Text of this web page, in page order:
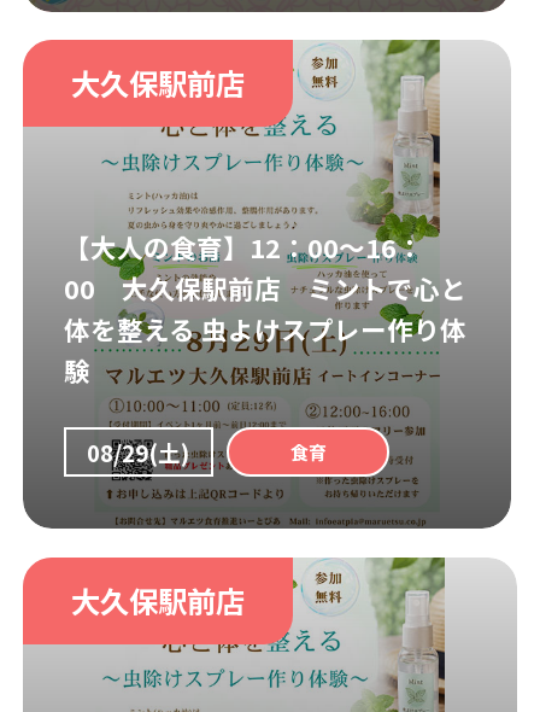
【大人の食育】12：00～16：
00 大久保駅前店 ミントで心と
体を整える 虫よけスプレー作り体
験
08/29(土) 食育
大久保駅前店
大久保駅前店